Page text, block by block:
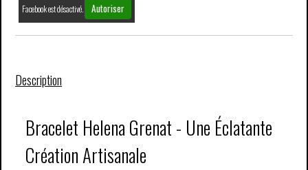
Facebook est désactivé. Autoriser
Description
Bracelet Helena Grenat - Une Éclatante
Création Artisanale